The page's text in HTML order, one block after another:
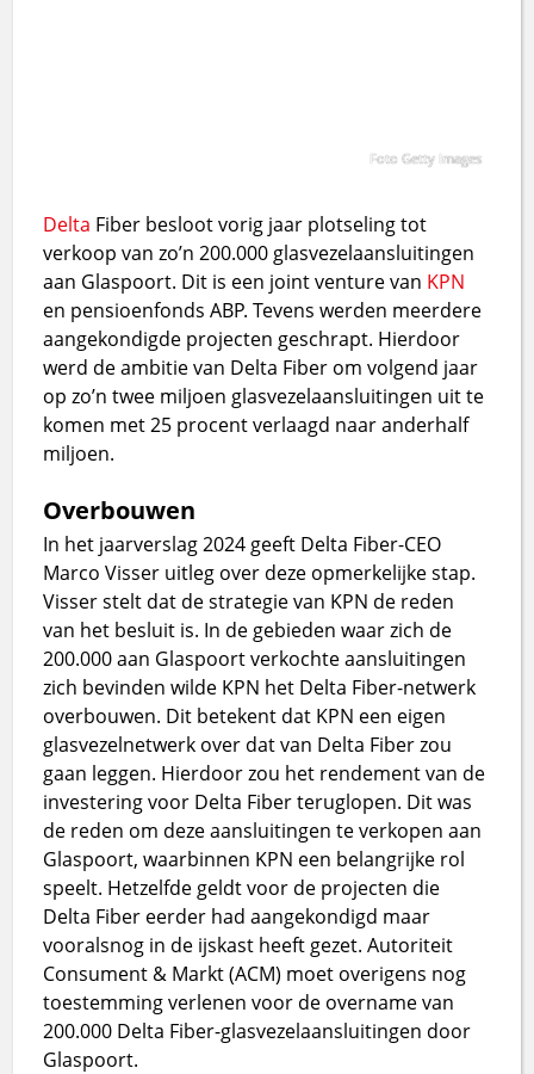
Foto Getty Images
Delta Fiber besloot vorig jaar plotseling tot
verkoop van zo’n 200.000 glasvezelaansluitingen
aan Glaspoort. Dit is een joint venture van KPN
en pensioenfonds ABP. Tevens werden meerdere
aangekondigde projecten geschrapt. Hierdoor
werd de ambitie van Delta Fiber om volgend jaar
op zo’n twee miljoen glasvezelaansluitingen uit te
komen met 25 procent verlaagd naar anderhalf
miljoen.
Overbouwen
In het jaarverslag 2024 geeft Delta Fiber-CEO
Marco Visser uitleg over deze opmerkelijke stap.
Visser stelt dat de strategie van KPN de reden
van het besluit is. In de gebieden waar zich de
200.000 aan Glaspoort verkochte aansluitingen
zich bevinden wilde KPN het Delta Fiber-netwerk
overbouwen. Dit betekent dat KPN een eigen
glasvezelnetwerk over dat van Delta Fiber zou
gaan leggen. Hierdoor zou het rendement van de
investering voor Delta Fiber teruglopen. Dit was
de reden om deze aansluitingen te verkopen aan
Glaspoort, waarbinnen KPN een belangrijke rol
speelt. Hetzelfde geldt voor de projecten die
Delta Fiber eerder had aangekondigd maar
vooralsnog in de ijskast heeft gezet. Autoriteit
Consument & Markt (ACM) moet overigens nog
toestemming verlenen voor de overname van
200.000 Delta Fiber-glasvezelaansluitingen door
Glaspoort.